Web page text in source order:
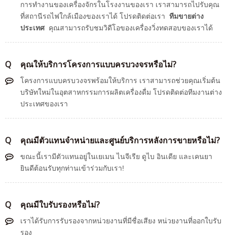
การทำงานของเครื่องจักรในโรงงานของเรา เราสามารถไปรับคุณ
ที่สถานีรถไฟใกล้เมืองของเราได้ โปรดติดต่อเรา ทีมขายต่าง
ประเทศคุณสามารถรับชมวิดีโอของเครื่องวิ่งทดสอบของเราได้
Q คุณให้บริการโครงการแบบครบวงจรหรือไม่?
โครงการแบบครบวงจรพร้อมให้บริการ เราสามารถช่วยคุณเริ่มต้น
บริษัทใหม่ในอุตสาหกรรมการผลิตเครื่องดื่ม โปรดติดต่อทีมงานต่าง
ประเทศของเรา
Q คุณมีตัวแทนจำหน่ายและศูนย์บริการหลังการขายหรือไม่?
ขณะนี้เรามีตัวแทนอยู่ในเยเมน ไนจีเรีย ดูไบ อินเดีย และเคนยา
ยินดีต้อนรับทุกท่านเข้าร่วมกับเรา!
Q คุณมีใบรับรองหรือไม่?
เราได้รับการรับรองจากหน่วยงานที่มีชื่อเสียง หน่วยงานที่ออกใบรับ
รอง